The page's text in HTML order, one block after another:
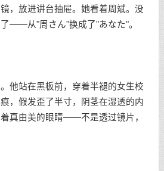
放进讲台抽屉。她看着周斌。没
——从"周さん"换成了"あなた"。
站在黑板前，穿着半褪的女生校
，假发歪了半寸，阴茎在湿透的内
真由美的眼睛——不是透过镜片，